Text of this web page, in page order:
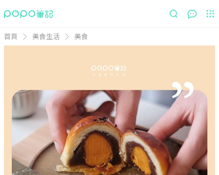
首頁 美食生活 美食